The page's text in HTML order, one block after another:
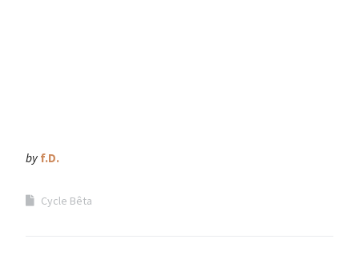
by f.D.
Cycle Bêta